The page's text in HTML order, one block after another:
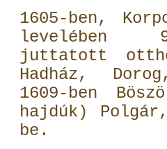
1605-ben,
levelében
juttatott
Hadház,
1609-ben
hajdúk)
be.